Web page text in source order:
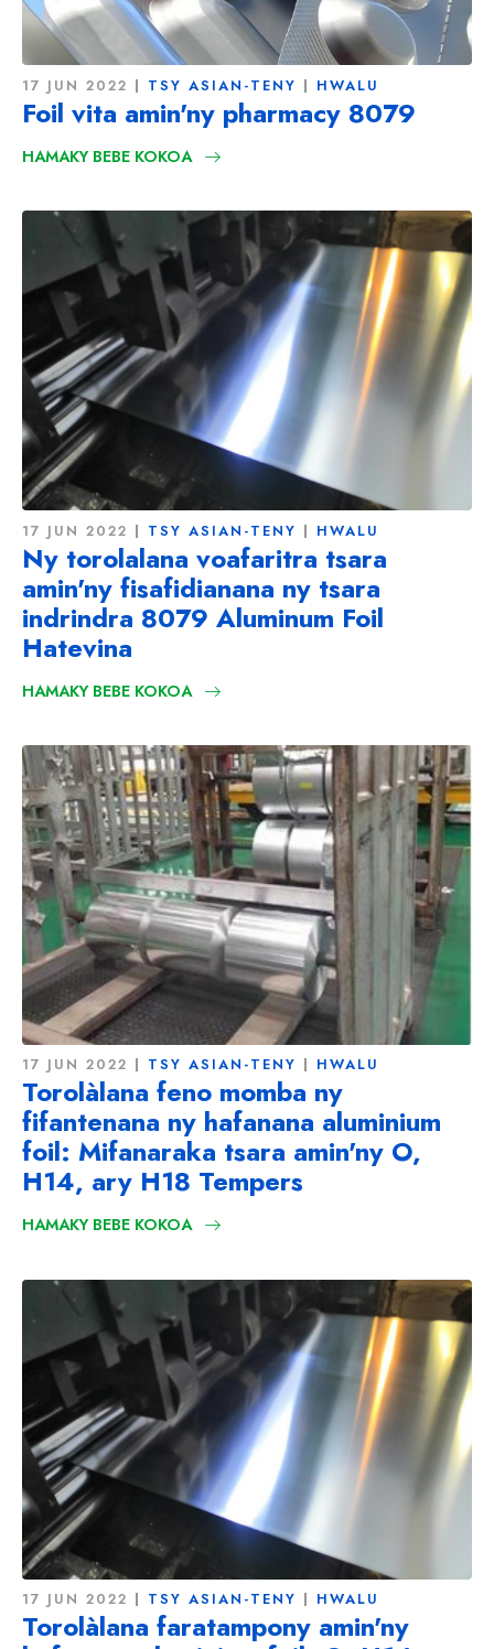
17 JUN 2022 TSY ASIAN-TENY HWALU
Foil vita amin'ny pharmacy 8079
HAMAKY BEBE KOKOA
17 JUN 2022 TSY ASIAN-TENY HWALU
Ny torolalana voafaritra tsara
amin'ny fisafidianana ny tsara
indrindra 8079 Aluminum Foil
Hatevina
HAMAKY BEBE KOKOA
17 JUN 2022 TSY ASIAN-TENY HWALU
Torolàlana feno momba ny
fifantenana ny hafanana aluminium
foil: Mifanaraka tsara amin'ny O,
H14, ary H18 Tempers
HAMAKY BEBE KOKOA
17 JUN 2022 TSY ASIAN-TENY HWALU
Torolàlana faratampony amin'ny